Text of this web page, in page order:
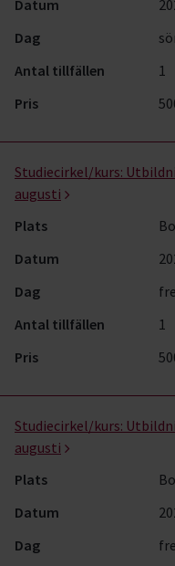
Datum
Dag
Antal tillfällen
1
Pris
Studiecirkel/kurs:
augusti
Plats
Datum
Dag
Antal tillfällen
1
Pris
Studiecirkel/kurs:
augusti
Plats
Datum
Dag